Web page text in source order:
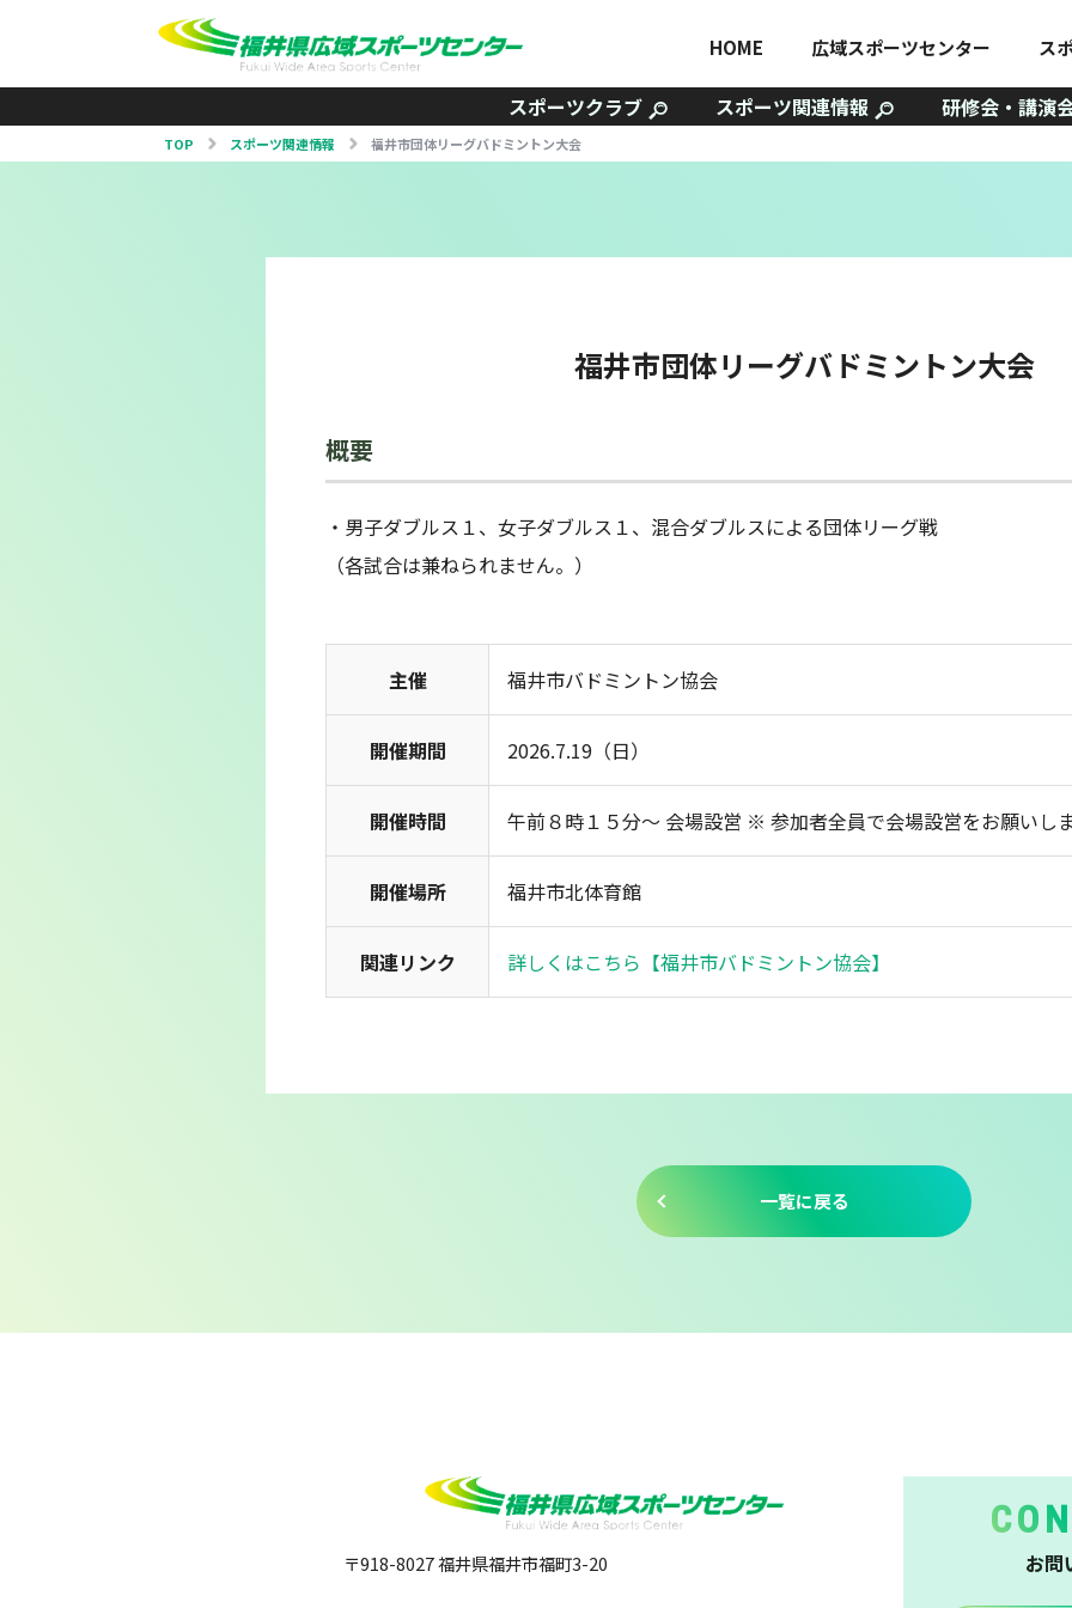
HOME 広域スポーツセンター ス
スポーツクラブ スポーツ関連情報 研修会・講演
TOP スポーツ関連情報 福井市団体リーグバドミントン大会
福井市団体リーグバドミントン大会
概要
・男子ダブルス１、女子ダブルス１、混合ダブルスによる団体リーグ戦
（各試合は兼ねられません。）
主催 福井市バドミントン協会
開催期間 2026.7.19（日）
開催時間 午前８時１５分～ 会場設営 ※ 参加者全員で会場設営をお願いし
開催場所 福井市北体育館
関連リンク 詳しくはこちら【福井市バドミントン協会】
一覧に戻る
〒918-8027 福井県福井市福町3-20 お問